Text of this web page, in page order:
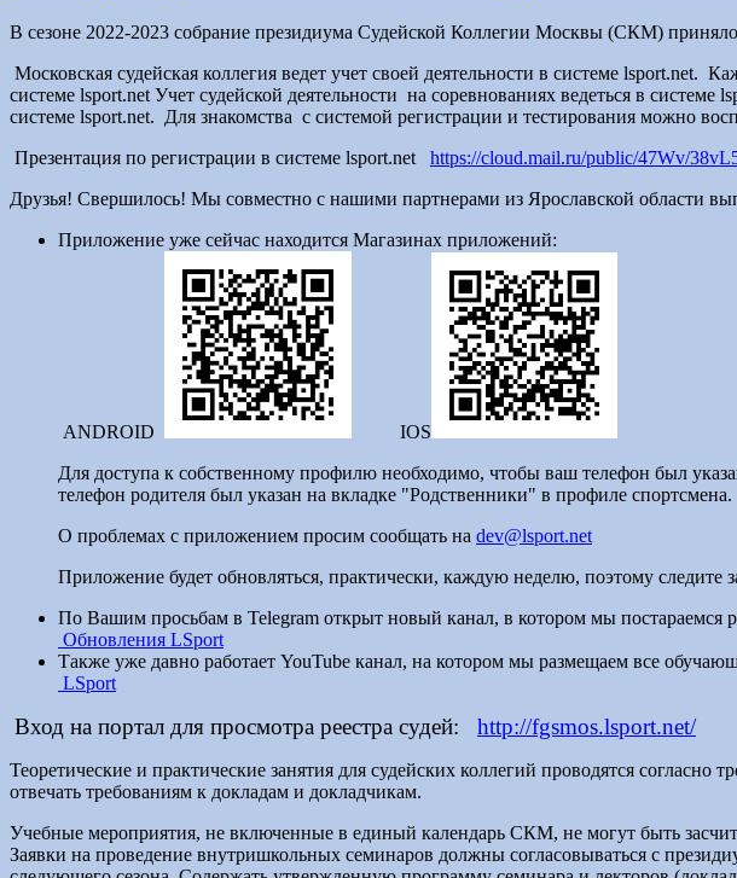
В сезоне 2022-2023 собрание президиума Судейской Коллегии Москвы (СКМ)
Московская судейская коллегия ведет учет своей деятельности в системе lsport.net.
системе lsport.net Учет судейской деятельности на соревнованиях ведеться в
системе lsport.net. Для знакомства с системой регистрации и тестирования можно
Презентация по регистрации в системе lsport.net https://cloud.mail.ru/public/47Wv/
Друзья! Свершилось! Мы совместно с нашими партнерами из Ярославской области
Приложение уже сейчас находится Магазинах приложений:
ANDROID
IOS
Для доступа к собственному профилю необходимо, чтобы ваш телефон был
телефон родителя был указан на вкладке "Родственники" в профиле спортсмена.
О проблемах с приложением просим сообщать на dev@lsport.net
Приложение будет обновляться, практически, каждую неделю, поэтому следите
По Вашим просьбам в Telegram открыт новый канал, в котором мы постараемся
Обновления LSport
Также уже давно работает YouTube канал, на котором мы размещаем все
LSport
Вход на портал для просмотра реестра судей: http://fgsmos.lsport.net/
Теоретические и практические занятия для судейских коллегий проводятся
отвечать требованиям к докладам и докладчикам.
Учебные мероприятия, не включенные в единый календарь СКМ, не могут быть
Заявки на проведение внутришкольных семинаров должны согласовываться с